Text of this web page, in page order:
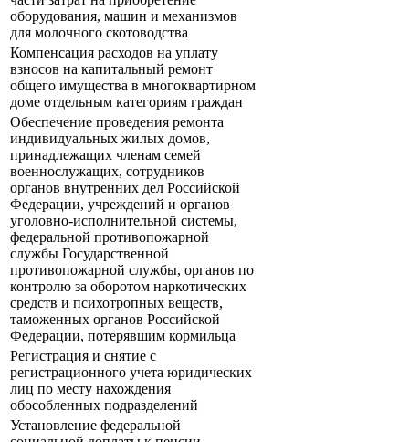
оборудования, машин и механизмов
для молочного скотоводства
Компенсация расходов на уплату
взносов на капитальный ремонт
общего имущества в многоквартирном
доме отдельным категориям граждан
Обеспечение проведения ремонта
индивидуальных жилых домов,
принадлежащих членам семей
военнослужащих, сотрудников
органов внутренних дел Российской
Федерации, учреждений и органов
уголовно-исполнительной системы,
федеральной противопожарной
службы Государственной
противопожарной службы, органов по
контролю за оборотом наркотических
средств и психотропных веществ,
таможенных органов Российской
Федерации, потерявшим кормильца
Регистрация и снятие с
регистрационного учета юридических
лиц по месту нахождения
обособленных подразделений
Установление федеральной